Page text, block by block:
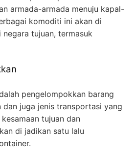
armada-armada menuju kapal-
komoditi ini akan di
tujuan, termasuk
pengelompokkan barang
dan juga jenis transportasi yang
tujuan dan
di jadikan satu lalu